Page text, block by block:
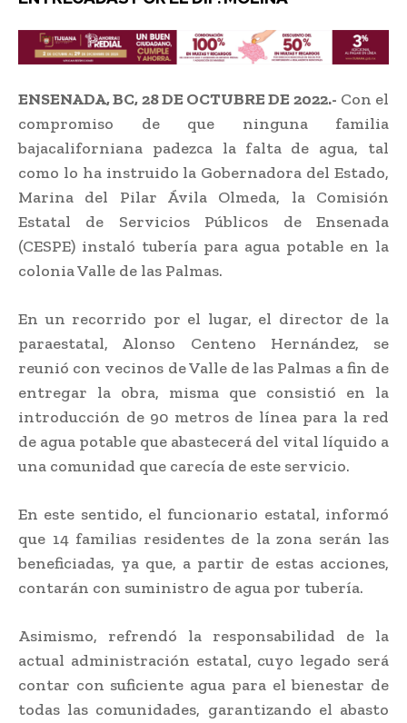
ENSENADA, BC, 28 DE OCTUBRE DE 2022.- Con el
compromiso de que ninguna familia
bajacaliforniana padezca la falta de agua, tal
como lo ha instruido la Gobernadora del Estado,
Marina del Pilar Ávila Olmeda, la Comisión
Estatal de Servicios Públicos de Ensenada
(CESPE) instaló tubería para agua potable en la
colonia Valle de las Palmas.
En un recorrido por el lugar, el director de la
paraestatal, Alonso Centeno Hernández, se
reunió con vecinos de Valle de las Palmas a fin de
entregar la obra, misma que consistió en la
introducción de 90 metros de línea para la red
de agua potable que abastecerá del vital líquido a
una comunidad que carecía de este servicio.
En este sentido, el funcionario estatal, informó
que 14 familias residentes de la zona serán las
beneficiadas, ya que, a partir de estas acciones,
contarán con suministro de agua por tubería.
Asimismo, refrendó la responsabilidad de la
actual administración estatal, cuyo legado será
contar con suficiente agua para el bienestar de
todas las comunidades, garantizando el abasto